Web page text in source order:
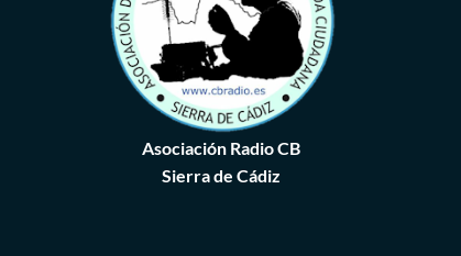
Asociación Radio CB
Sierra de Cádiz